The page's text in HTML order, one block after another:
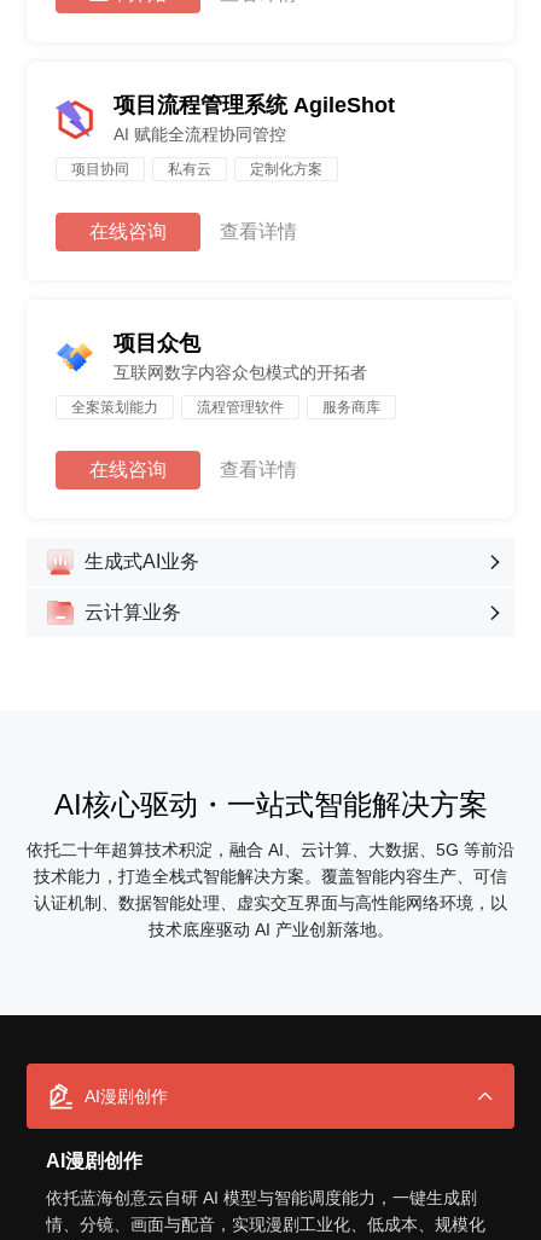
项目流程管理系统 AgileShot
AI 赋能全流程协同管控
项目协同 私有云 定制化方案
在线咨询 查看详情
项目众包
互联网数字内容众包模式的开拓者
全案策划能力 流程管理软件 服务商库
在线咨询 查看详情
生成式AI业务 
云计算业务 
AI核心驱动・一站式智能解决方案
依托二十年超算技术积淀，融合 AI、云计算、大数据、5G 等前沿
技术能力，打造全栈式智能解决方案。覆盖智能内容生产、可信
认证机制、数据智能处理、虚实交互界面与高性能网络环境，以
技术底座驱动 AI 产业创新落地。
AI漫剧创作 
AI漫剧创作
依托蓝海创意云自研 AI 模型与智能调度能力，一键生成剧
情、分镜、画面与配音，实现漫剧工业化、低成本、规模化